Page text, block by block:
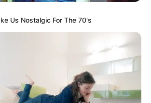
realiza a maior entrega de
aos Agentes de Saúde da
Us Nostalgic For The 70's